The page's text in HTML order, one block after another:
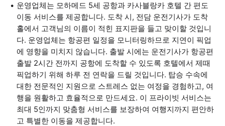
운영업체는 모하메드 5세 공항과 카사블랑카 호텔 간 편도
이동 서비스를 제공합니다. 도착 시, 전담 운전기사가 도착
홀에서 고객님의 이름이 적힌 표지판을 들고 맞이할 것입니
다. 운영업체는 항공편 일정을 모니터링하므로 지연이 픽업
에 영향을 미치지 않습니다. 출발 시에는 운전기사가 항공편
출발 2시간 전까지 공항에 도착할 수 있도록 호텔에서 제때
픽업하기 위해 하루 전 연락을 드릴 것입니다. 탑승 수속에
대한 전문적인 지원으로 스트레스 없는 여정을 경험하고, 여
행을 원활하고 효율적으로 만드세요. 이 프라이빗 서비스는
최대 5인까지 맞춤형 서비스를 보장하여 여행지까지 편안하
고 특별한 이동을 제공합니다.